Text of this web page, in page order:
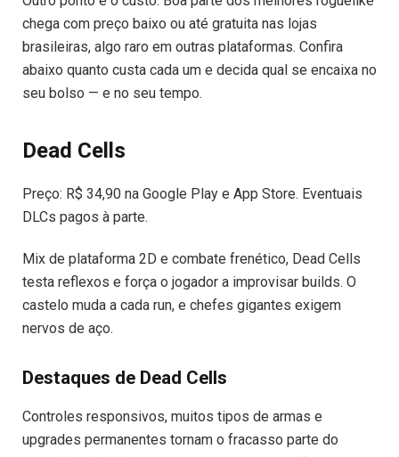
chega com preço baixo ou até gratuita nas lojas
brasileiras, algo raro em outras plataformas. Confira
abaixo quanto custa cada um e decida qual se encaixa no
seu bolso — e no seu tempo.
Dead Cells
Preço: R$ 34,90 na Google Play e App Store. Eventuais
DLCs pagos à parte.
Mix de plataforma 2D e combate frenético, Dead Cells
testa reflexos e força o jogador a improvisar builds. O
castelo muda a cada run, e chefes gigantes exigem
nervos de aço.
Destaques de Dead Cells
Controles responsivos, muitos tipos de armas e
upgrades permanentes tornam o fracasso parte do